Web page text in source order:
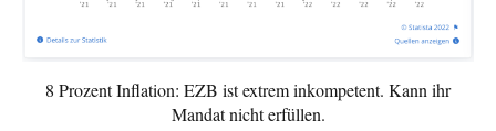
8 Prozent Inflation: EZB ist extrem inkompetent. Kann ihr
Mandat nicht erfüllen.